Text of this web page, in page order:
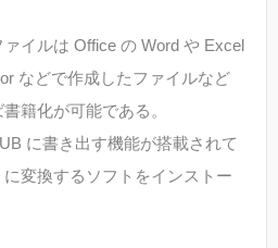
イルは Office の Word や Excel
などで作成したファイルなど
籍化が可能である。
に書き出す機能が搭載されて
変換するソフトをインストー